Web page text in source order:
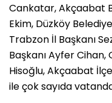
Cankatar, Akçaabat
Ekim, Düzköy
Trabzon İl Başkanı
Başkanı Ayfer Cihan,
Hisoğlu, Akçaabat
ile çok sayıda